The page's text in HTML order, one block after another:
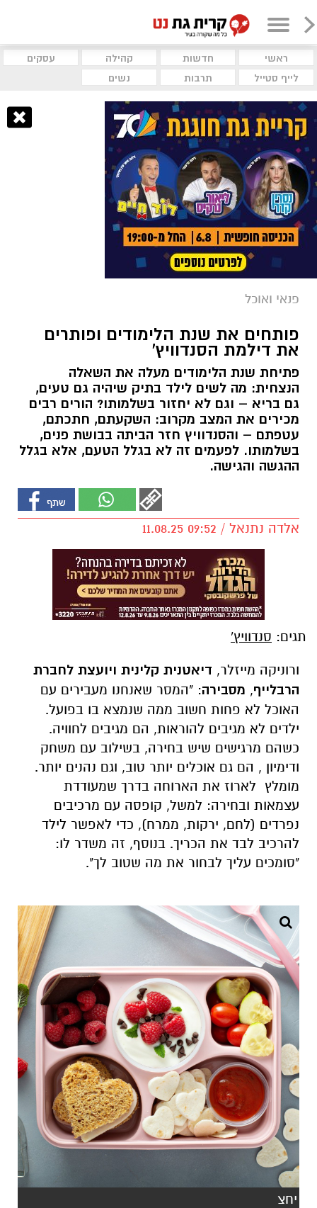
ראשי חדשות קהילה
עסקים
לייף סטייל
תרבות נשים
פנאי ואוכל
פותחים את שנת הלימודים ופותרים
את דילמת הסנדוויץ'
פתיחת שנת הלימודים מעלה את השאלה
הנצחית: מה לשים לילד בתיק שיהיה גם טעים,
גם בריא – וגם לא יחזור בשלמותו? הורים רבים
מכירים את המצב מקרוב: השקעתם, חתכתם,
עטפתם – והסנדוויץ חזר הביתה בבושת פנים,
בשלמותו. לפעמים זה לא בגלל הטעם, אלא בגלל
ההגשה והגישה.
אלדה נתנאל / 09:52 11.08.25
תגים: סנדוויץ'
ורוניקה מייזלר, דיאטנית קלינית ויועצת לחברת
הרבלייף, מסבירה: "המסר שאנחנו מעבירים עם
האוכל לא פחות חשוב ממה שנמצא בו בפועל.
ילדים לא מגיבים להוראות, הם מגיבים לחוויה.
כשהם מרגישים שיש בחירה, בשילוב עם משחק
ודימיון , הם גם אוכלים יותר טוב, וגם נהנים יותר.
מומלץ לארוז את הארוחה בדרך שמעודדת
עצמאות ובחירה: למשל, קופסה עם מרכיבים
נפרדים (לחם, ירקות, ממרח), כדי לאפשר לילד
להרכיב לבד את הכריך. בנוסף, זה משדר לו:
"סומכים עליך לבחור את מה שטוב לך".
יחצ